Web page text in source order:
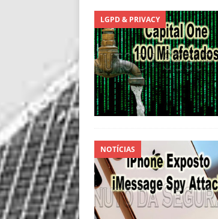
LGPD & PRIVACY
NOTÍCIAS